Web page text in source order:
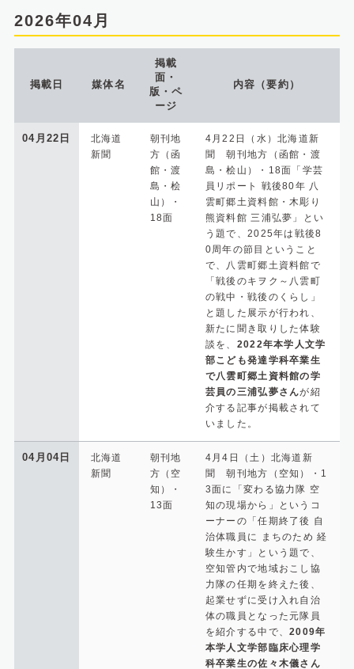
2026年04月
掲載日 媒体名
掲載
面・
版・ペ
ージ
内容（要約）
04月22日
北海道
新聞
朝刊地
方（函
館・渡
島・桧
山）・
18面
4月22日（水）北海道新
聞 朝刊地方（函館・渡
島・桧山）・18面「学芸
員リポート 戦後80年 八
雲町郷土資料館・木彫り
熊資料館 三浦弘夢」とい
う題で、2025年は戦後8
0周年の節目ということ
で、八雲町郷土資料館で
「戦後のキヲク～八雲町
の戦中・戦後のくらし」
と題した展示が行われ、
新たに聞き取りした体験
談を、 2022年本学人文学
部こども発達学科卒業生
で八雲町郷土資料館の学
芸員の三浦弘夢さんが紹
介する記事が掲載されて
いました。
04月04日
北海道
新聞
朝刊地
方（空
知）・
13面
4月4日（土）北海道新
聞 朝刊地方（空知）・1
3面に「変わる協力隊 空
知の現場から」というコ
ーナーの「任期終了後 自
治体職員に まちのため 経
験生かす」という題で、
空知管内で地域おこし協
力隊の任期を終えた後、
起業せずに受け入れ自治
体の職員となった元隊員
を紹介する中で、2009年
本学人文学部臨床心理学
科卒業生の佐々木儀さん